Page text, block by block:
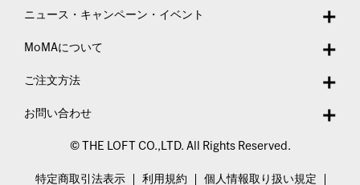
ニュース・キャンペーン・イベント
MoMAについて
ご注文方法
お問い合わせ
© THE LOFT CO.,LTD. All Rights Reserved.
特定商取引法表示 利用規約 個人情報取り扱い規定